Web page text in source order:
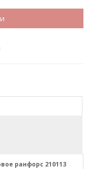
ранфорс 210113